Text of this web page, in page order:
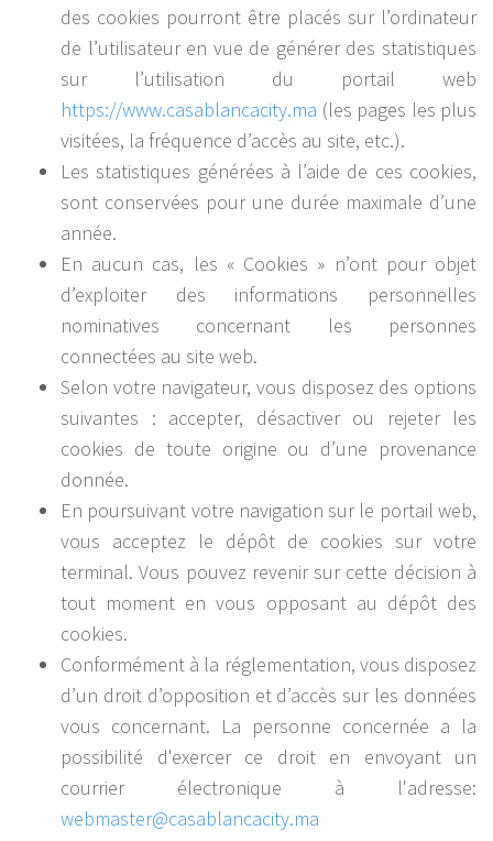
des cookies pourront être placés sur l’ordinateur
de l’utilisateur en vue de générer des statistiques
sur l’utilisation du portail web
https://www.casablancacity.ma (les pages les plus
visitées, la fréquence d’accès au site, etc.).
Les statistiques générées à l’aide de ces cookies,
sont conservées pour une durée maximale d’une
année.
En aucun cas, les « Cookies » n’ont pour objet
d’exploiter des informations personnelles
nominatives concernant les personnes
connectées au site web.
Selon votre navigateur, vous disposez des options
suivantes : accepter, désactiver ou rejeter les
cookies de toute origine ou d’une provenance
donnée.
En poursuivant votre navigation sur le portail web,
vous acceptez le dépôt de cookies sur votre
terminal. Vous pouvez revenir sur cette décision à
tout moment en vous opposant au dépôt des
cookies.
Conformément à la réglementation, vous disposez
d’un droit d’opposition et d’accès sur les données
vous concernant. La personne concernée a la
possibilité d'exercer ce droit en envoyant un
courrier électronique à l'adresse:
webmaster@casablancacity.ma